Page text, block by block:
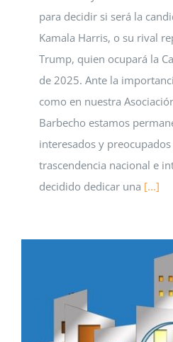
para decidir si será la
Kamala Harris, o su rival
Trump, quien ocupará la
de 2025. Ante la
como en nuestra
Barbecho estamos
interesados y
trascendencia nacional e
decidido dedicar una [...]